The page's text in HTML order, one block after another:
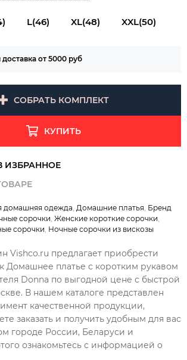
L(46) XL(48) XXL(50)
от 5000 руб
СОБРАТЬ КОМПЛЕКТ
КУПИТЬ
домашняя одежда Домашние платья Бренд
сорочки Женские короткие сорочки
сорочки Ночные сорочки из вискозы
Vishco.ru предлагает приобрести
Домашнее платье с коротким рукавом
Donna по выгодной цене с быстрой
В нашем каталоге представлен
качественной продукции,
заказать и получить удобным для вас
городе России, Беларуси и
ознакомьтесь с информацией о